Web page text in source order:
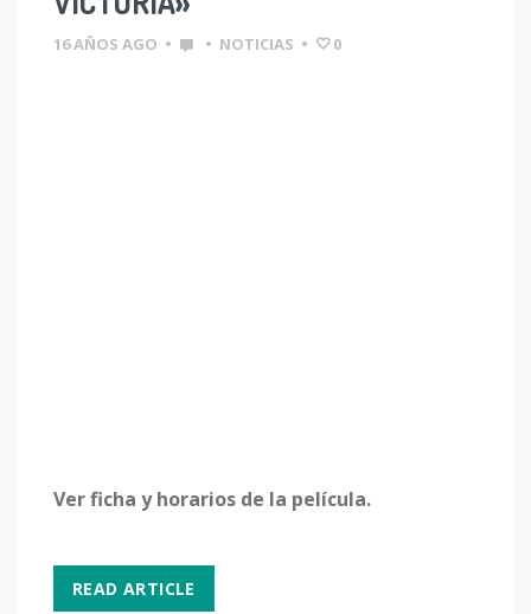
16 AÑOS AGO • • NOTICIAS • 0
Ver ficha y horarios de la película.
READ ARTICLE